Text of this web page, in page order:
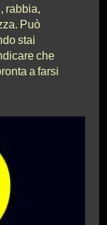
rabbia,
Può
stai
che
a farsi